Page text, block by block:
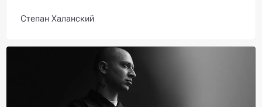
Степан Халанский